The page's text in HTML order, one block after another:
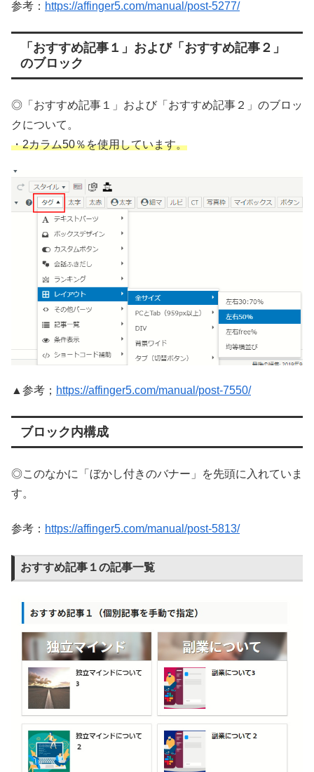
参考： https://affinger5.com/manual/post-5277/
「おすすめ記事１」および「おすすめ記事２」
のブロック
◎「おすすめ記事１」および「おすすめ記事２」のブロッ
クについて。
・2カラム50％を使用しています。
▲参考； https://affinger5.com/manual/post-7550/
ブロック内構成
◎このなかに「ぼかし付きのバナー」を先頭に入れていま
す。
参考： https://affinger5.com/manual/post-5813/
おすすめ記事１の記事一覧